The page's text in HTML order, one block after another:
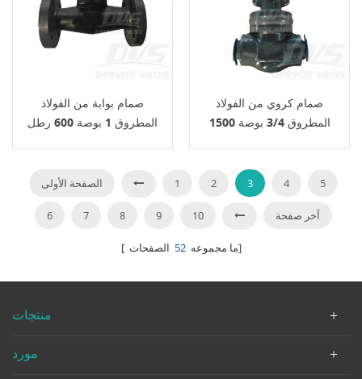
صمام بوابة من الفولاذ
المطروق 1 بوصة 600 رطل
صمام كروي من الفولاذ
المطروق 3/4 بوصة 1500
الصفحة الأولى 1 2 3 4 5
6 7 8 9 10 آخر صفحة
[ ما مجموعه52 الصفحات]
منتجات
مورد